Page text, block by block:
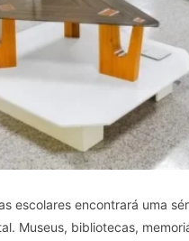
escolares encontrará uma
Museus, bibliotecas,